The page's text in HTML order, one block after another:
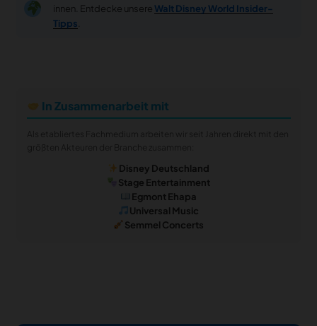
innen. Entdecke unsere Walt Disney World Insider-
Tipps
In Zusammenarbeit mit
Disney Deutschland
Stage Entertainment
Egmont Ehapa
Universal Music
Semmel Concerts